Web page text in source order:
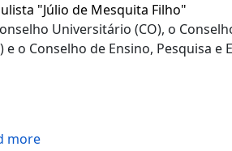
"Júlio de Mesquita Filho"
Universitário (CO), o
o Conselho de Ensino, Pesquisa e
more